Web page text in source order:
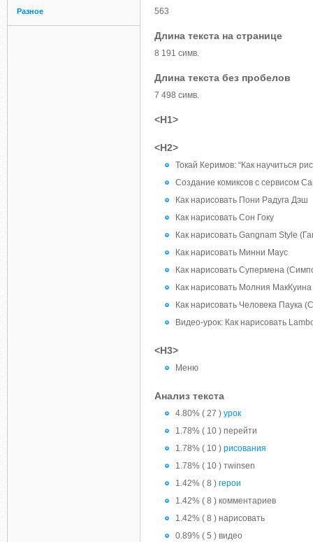
Разное 563
Длина текста на странице
8 191 симв.
Длина текста без пробелов
7 498 симв.
<H1>
<H2>
Токай Керимов: “Как научиться
Создание комиксов с сервисом
Как нарисовать Пони Радуга Дэш
Как нарисовать Сон Гоку
Как нарисовать Gangnam Style
Как нарисовать Минни Маус
Как нарисовать Супермена
Как нарисовать Молния МакКуина
Как нарисовать Человека Паука
Видео-урок: Как нарисовать
<H3>
Меню
Анализ текста
4.80% ( 27 ) урок
1.78% ( 10 ) перейти
1.78% ( 10 ) рисования
1.78% ( 10 ) тwinsen
1.42% ( 8 ) герои
1.42% ( 8 ) комментариев
1.42% ( 8 ) нарисовать
0.89% ( 5 ) видео